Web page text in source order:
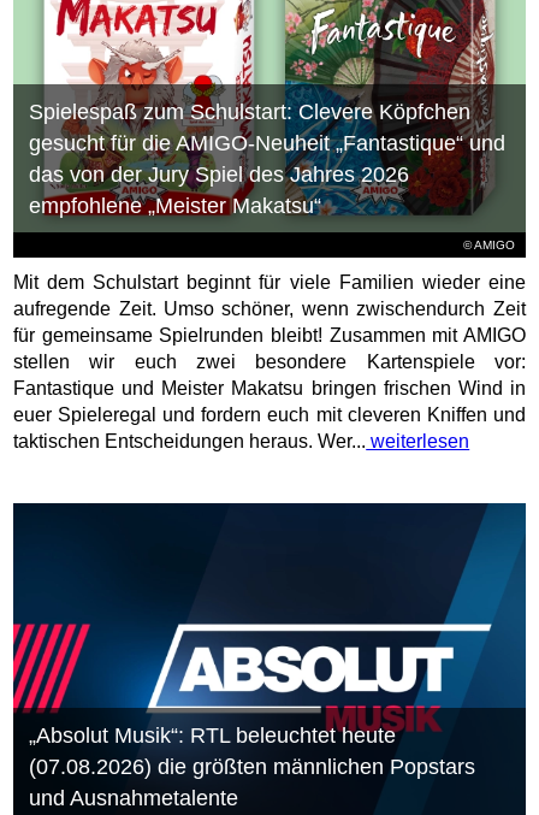
© AMIGO
Spielespaß zum Schulstart: Clevere Köpfchen
gesucht für die AMIGO-Neuheit „Fantastique“ und
das von der Jury Spiel des Jahres 2026
empfohlene „Meister Makatsu“
Mit dem Schulstart beginnt für viele Familien wieder eine
aufregende Zeit. Umso schöner, wenn zwischendurch Zeit
für gemeinsame Spielrunden bleibt! Zusammen mit AMIGO
stellen wir euch zwei besondere Kartenspiele vor:
Fantastique und Meister Makatsu bringen frischen Wind in
euer Spieleregal und fordern euch mit cleveren Kniffen und
taktischen Entscheidungen heraus. Wer... weiterlesen
„Absolut Musik“: RTL beleuchtet heute
(07.08.2026) die größten männlichen Popstars
und Ausnahmetalente